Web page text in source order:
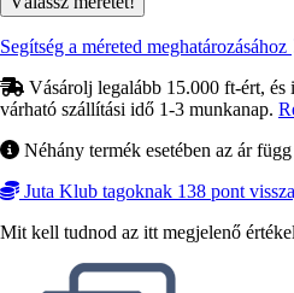
Segítség a méreted meghatározásához
Vásárolj legalább 15.000 ft-ért,
várható szállítási idő 1-3 munkanap.
Néhány termék esetében az ár
Juta Klub tagoknak 138 pont
Mit kell tudnod az itt megjelenő